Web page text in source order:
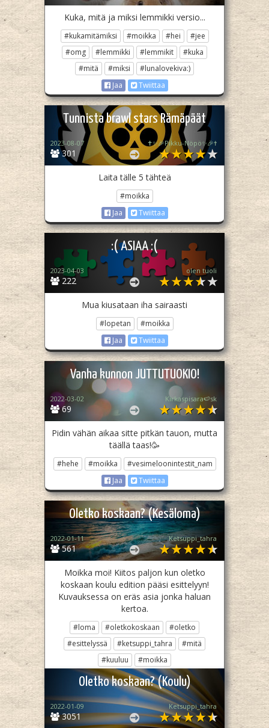
Kuka, mitä ja miksi lemmikki versio...
#kukamitämiksi #moikka #hei
#jee
#omg
#lemmikki #lemmikit
#kuka
#mitä
#miksi
#lunalovekiva:)
Jaa
Twiittaa
Tunnista brawl stars Rämäpäät
301
2023-08-07 ✝️✨🎉Pikku-Nöpö✨🎉✝️
Laita tälle 5 tähteä
#moikka
Jaa
Twiittaa
:( ASIAA :(
222
2023-04-03 olen tuoli
Mua kiusataan iha sairaasti
#lopetan
#moikka
Jaa
Twiittaa
Vanha kunnon JUTTUTUOKIO!
69
2022-03-02 Kirkaspisara🍉sk
Pidin vähän aikaa sitte pitkän tauon, mutta
täällä taas!🥳
#hehe #moikka
#vesimeloonintestit_nam
Jaa
Twiittaa
Oletko koskaan? (Kesäloma)
561
2022-01-11 Ketsuppi_tahra
Moikka moi! Kiitos paljon kun oletko
koskaan koulu edition pääsi esittelyyn!
Kuvauksessa on eräs asia jonka haluan
kertoa.
#loma #oletkokoskaan
#oletko
#esittelyssä
#ketsuppi_tahra
#mitä
#kuuluu
#moikka
Jaa
Twiittaa
Oletko koskaan? (Koulu)
3051
2022-01-09 Ketsuppi_tahra